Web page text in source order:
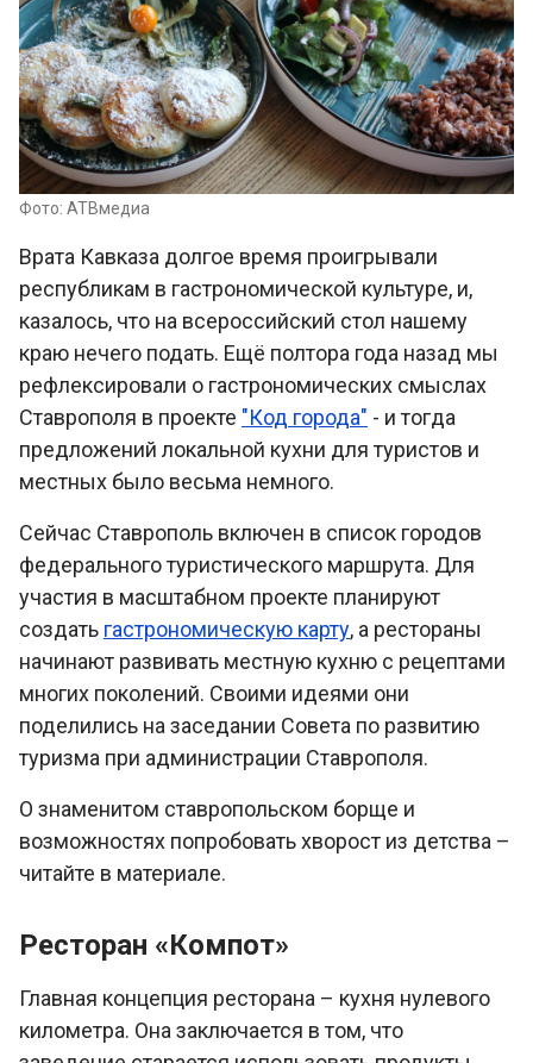
Фото: АТВмедиа
Врата Кавказа долгое время проигрывали
республикам в гастрономической культуре, и,
казалось, что на всероссийский стол нашему
краю нечего подать. Ещё полтора года назад мы
рефлексировали о гастрономических смыслах
Ставрополя в проекте "Код города" - и тогда
предложений локальной кухни для туристов и
местных было весьма немного.
Сейчас Ставрополь включен в список городов
федерального туристического маршрута. Для
участия в масштабном проекте планируют
создать гастрономическую карту, а рестораны
начинают развивать местную кухню с рецептами
многих поколений. Своими идеями они
поделились на заседании Совета по развитию
туризма при администрации Ставрополя.
О знаменитом ставропольском борще и
возможностях попробовать хворост из детства –
читайте в материале.
Ресторан «Компот»
Главная концепция ресторана – кухня нулевого
километра. Она заключается в том, что